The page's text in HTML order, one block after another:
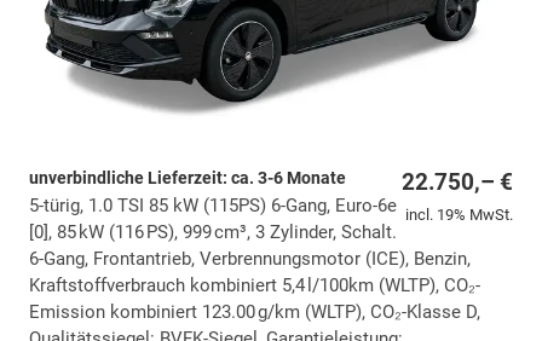
22.750,– €
incl. 19% MwSt.
unverbindliche Lieferzeit: ca. 3-6 Monate
5-türig, 1.0 TSI 85 kW (115PS) 6-Gang, Euro-6e
[0], 85 kW (116 PS), 999 cm³, 3 Zylinder, Schalt.
6-Gang, Frontantrieb, Verbrennungsmotor (ICE), Benzin,
Kraftstoffverbrauch kombiniert 5,4 l/100km (WLTP), CO₂-
Emission kombiniert 123.00 g/km (WLTP), CO₂-Klasse D,